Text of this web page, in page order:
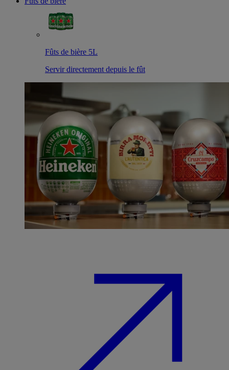
Fûts de bière 5L
Servir directement depuis le fût